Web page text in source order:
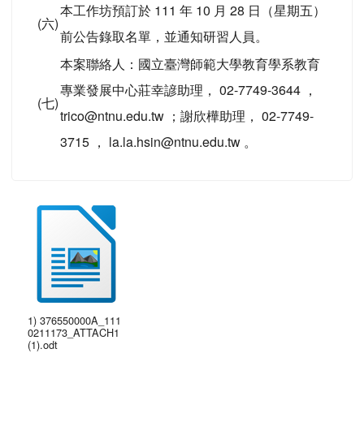
(六)
本工作坊預訂於 111 年 10 月 28 日（星期五）
前公告錄取名單，並通知研習人員。
(七)
本案聯絡人：國立臺灣師範大學教育學系教育
專業發展中心莊幸諺助理， 02-7749-3644 ，
trico@ntnu.edu.tw ；謝欣樺助理， 02-7749-
3715 ， la.la.hsin@ntnu.edu.tw 。
1) 376550000A_111
0211173_ATTACH1
(1).odt